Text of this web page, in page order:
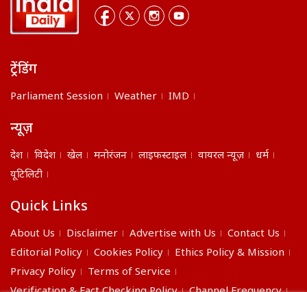
ट्रेंडिंग
Parliament Session Weather IMD
न्यूज़
देश विदेश खेल मनोरंजन लाइफस्टाइल वायरल न्यूज़
धर्म
यूटिलिटी
Quick Links
About Us Disclaimer Advertise with Us
Contact Us
Editorial Policy
Cookies Policy
Ethics Policy & Mission
Privacy Policy
Terms of Service